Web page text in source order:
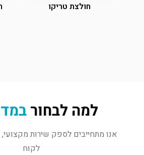
חולצת טריקו
למה לבחור
אנו מתחייבים לספק שירות מקצועי,
לקוח